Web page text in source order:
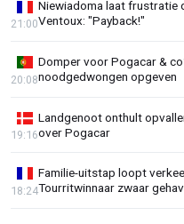
Niewiadoma laat frustratie
Ventoux: "Payback!"
21:00
Domper voor Pogacar &
noodgedwongen opgeven
20:08
Landgenoot onthult
over Pogacar
19:16
Familie-uitstap loopt
Tourritwinnaar zwaar
18:24